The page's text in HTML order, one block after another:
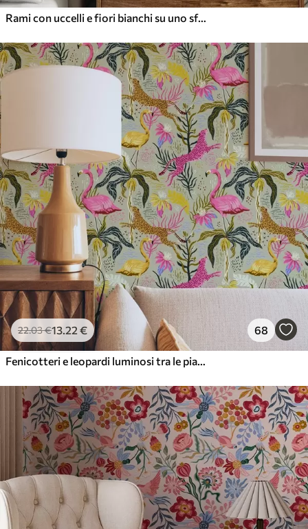
Rami con uccelli e fiori bianchi su uno sfondo delicato
22.03€13.22 € 68
Fenicotteri e leopardi luminosi tra le piante tropicali